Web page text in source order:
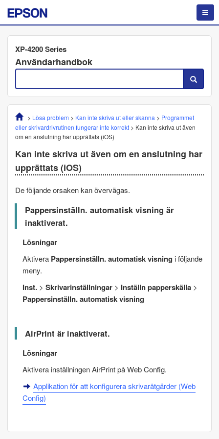
XP-4200 Series
Användarhandbok
> Lösa problem > Kan inte skriva ut eller skanna > Programmet
eller skrivardrivrutinen fungerar inte korrekt > Kan inte skriva ut även
om en anslutning har upprättats (iOS)
Kan inte skriva ut även om en anslutning har
upprättats (iOS)
De följande orsaken kan övervägas.
Pappersinställn. automatisk visning är
inaktiverat.
Lösningar
Aktivera Pappersinställn. automatisk visning i följande
meny.
Inst. > Skrivarinställningar > Inställn papperskälla >
Pappersinställn. automatisk visning
AirPrint är inaktiverat.
Lösningar
Aktivera inställningenAirPrintpåWeb Config.
Applikation för att konfigurera skrivaråtgärder (Web
Config)